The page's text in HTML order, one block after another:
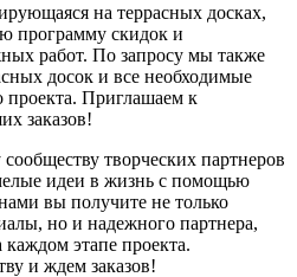
на террасных досках,
программу скидок и
работ. По запросу мы также
досок и все необходимые
Приглашаем к
заказов!
творческих партнеров
идеи в жизнь с помощью
вы получите не только
но и надежного партнера,
каждом этапе проекта.
и ждем заказов!